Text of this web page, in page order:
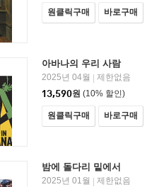
원클릭구매 바로구매
아바나의 우리 사람
2025년 04월 | 제한없음
13,590원 (10% 할인)
원클릭구매 바로구매
밤에 돌다리 밑에서
2025년 01월 | 제한없음